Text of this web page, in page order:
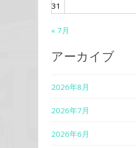
31
« 7月
アーカイブ
2026年8月
2026年7月
2026年6月